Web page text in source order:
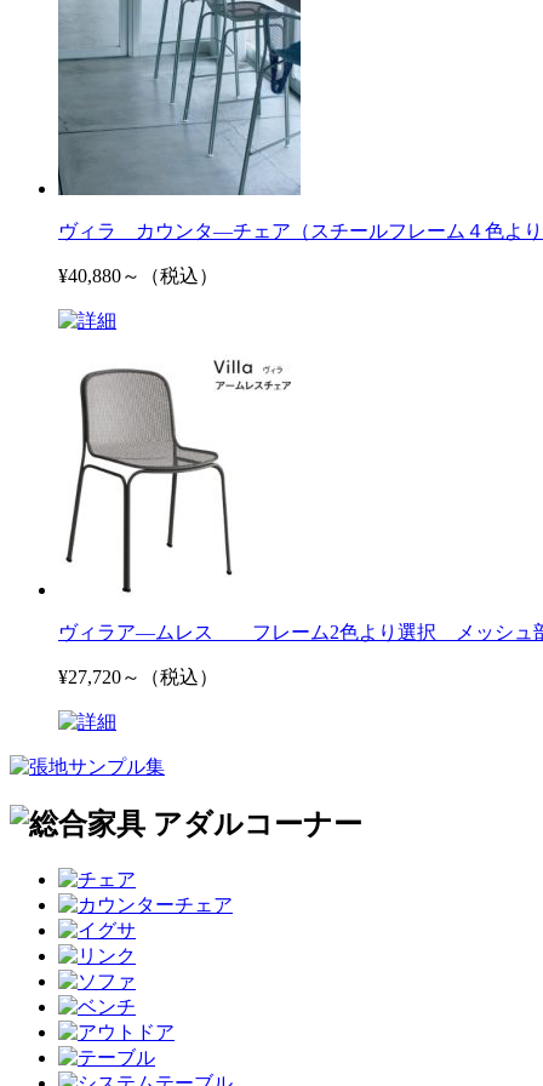
ヴィラ カウンタ―チェア（スチールフレーム４色よ
¥40,880～（税込）
ヴィラア―ムレス フレーム2色より選択 メッシュ
¥27,720～（税込）